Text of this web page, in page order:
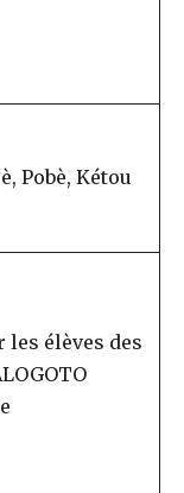
Pobè, Kétou
élèves des